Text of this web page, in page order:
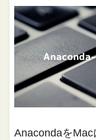
Anacondaを